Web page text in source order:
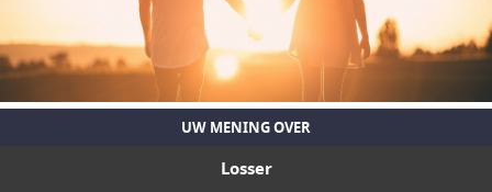
UW MENING OVER
Losser